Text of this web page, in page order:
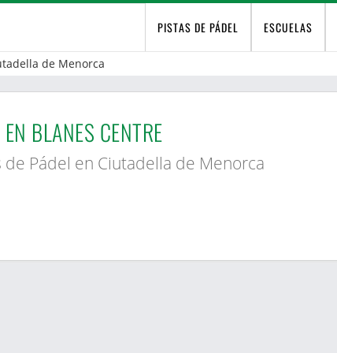
PISTAS DE PÁDEL ESCUELAS
de Menorca
BLANES CENTRE
de Pádel en Ciutadella de Menorca